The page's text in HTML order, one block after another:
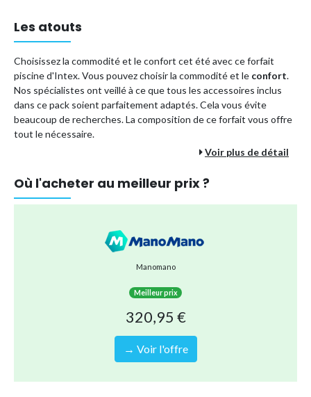
Les atouts
Choisissez la commodité et le confort cet été avec ce forfait
piscine d'Intex. Vous pouvez choisir la commodité et le confort.
Nos spécialistes ont veillé à ce que tous les accessoires inclus
dans ce pack soient parfaitement adaptés. Cela vous évite
beaucoup de recherches. La composition de ce forfait vous offre
tout le nécessaire.
accessoires séparément.
envoyé en une seule fois au lieu de plusieurs envois
Vous êtes assuré que tous les accessoires s'emboîtent
correctement, donc pas de soucis !
plaisirs de la piscine pour toute la famille.
Voir plus de détail
Où l'acheter au meilleur prix ?
Manomano
Meilleur prix
320,95 €
→ Voir l'offre